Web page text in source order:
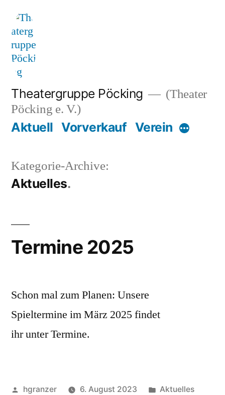
Inhalt
springen
Theatergruppe Pöcking
(Theater
Pöcking e. V.)
Aktuell Vorverkauf Verein Mehr
Kategorie-Archive:
Aktuelles
Termine 2025
Schon mal zum Planen: Unsere
Spieltermine im März 2025 findet
ihr unter Termine.
Veröffentlicht
hgranzer 6. August 2023
Veröffentlicht
Aktuelles